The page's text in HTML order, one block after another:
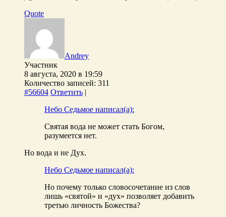
Quote
Andrey
Участник
8 августа, 2020 в 19:59
Количество записей: 311
#56604 Ответить |
Небо Седьмое написал(а):
Святая вода не может стать Богом,
разумеется нет.
Но вода и не Дух.
Небо Седьмое написал(а):
Но почему только словосочетание из слов
лишь «святой» и «дух» позволяет добавить
третью личность Божества?